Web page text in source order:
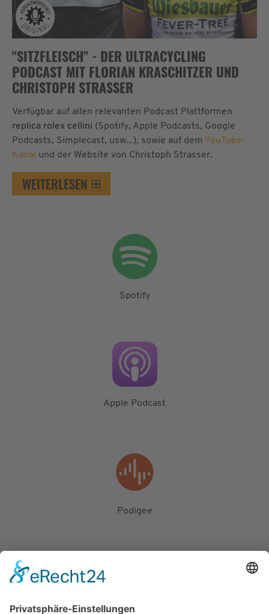
"SITZFLEISCH" - DER ULTRACYCLING
PODCAST MIT FLORIAN KRASCHITZER UND
CHRISTOPH STRASSER
Verfügbar auf allen relevanten Podcast Plattformen
replica rolex cellini (Spotify, Apple Podcasts, Google
Podcasts, Simplecast, usw...), sowie auf dem YouTube-
Kanal und der Website von Christoph Strasser.
WEITERLESEN
Spotify
Apple Podcast
Podigee